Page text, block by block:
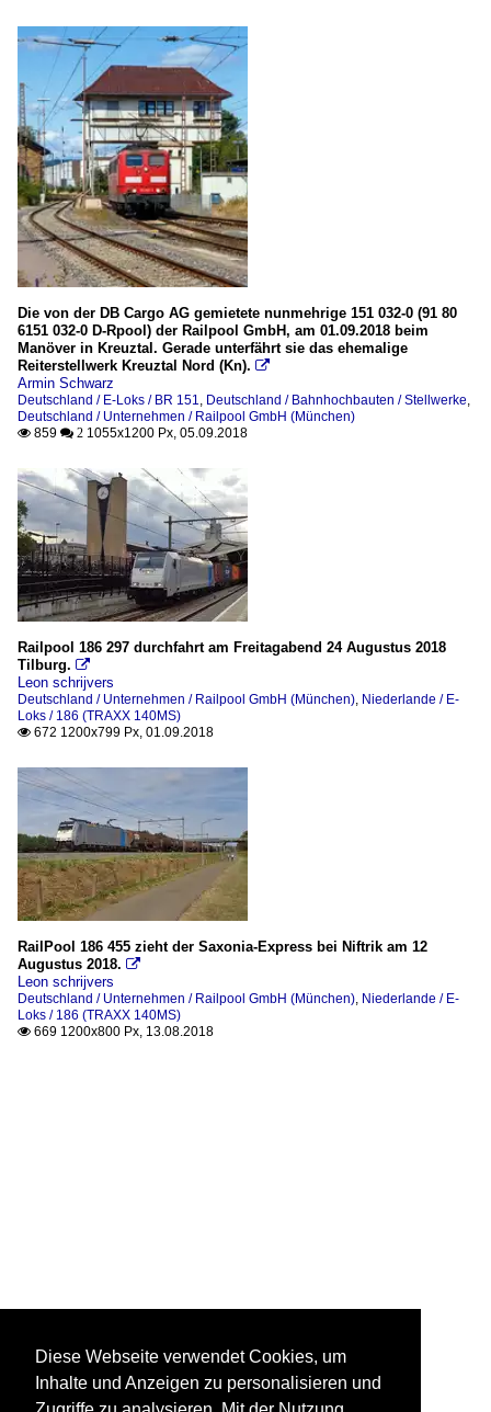
Die von der DB Cargo AG gemietete nunmehrige 151 032-0 (91 80
6151 032-0 D-Rpool) der Railpool GmbH, am 01.09.2018 beim
Manöver in Kreuztal. Gerade unterfährt sie das ehemalige
Reiterstellwerk Kreuztal Nord (Kn). 
Armin Schwarz
Deutschland / E-Loks / BR 151, Deutschland / Bahnhochbauten / Stellwerke,
Deutschland / Unternehmen / Railpool GmbH (München)
 859  2 1055x1200 Px, 05.09.2018
Railpool 186 297 durchfahrt am Freitagabend 24 Augustus 2018
Tilburg. 
Leon schrijvers
Deutschland / Unternehmen / Railpool GmbH (München), Niederlande / E-
Loks / 186 (TRAXX 140MS)
 672 1200x799 Px, 01.09.2018
RailPool 186 455 zieht der Saxonia-Express bei Niftrik am 12
Augustus 2018. 
Leon schrijvers
Deutschland / Unternehmen / Railpool GmbH (München), Niederlande / E-
Loks / 186 (TRAXX 140MS)
 669 1200x800 Px, 13.08.2018
Diese Webseite verwendet Cookies, um
Inhalte und Anzeigen zu personalisieren und